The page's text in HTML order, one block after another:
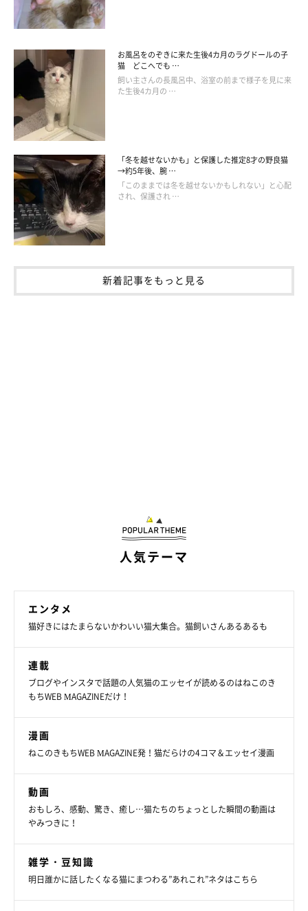
倒れたソフトクリームから…猫が！
繊細で、とっても可愛らしいですよね。
ホットドッグコンビ誕生！
お風呂をのぞきに来た生後4カ月のラグドールの子
猫 どこへでも …
飼い主さんの長風呂中、浴室の前まで様子を見に来
た生後4カ月の …
「冬を越せないかも」と保護した推定8才の野良猫
→約5年後、腕 …
「このままでは冬を越せないかもしれない」と心配
され、保護され …
新着記事をもっと見る
人気テーマ
エンタメ
猫好きにはたまらないかわいい猫大集合。猫飼いさんあるあるも
連載
ブログやインスタで話題の人気猫のエッセイが読めるのはねこのき
もちWEB MAGAZINEだけ！
漫画
ねこのきもちWEB MAGAZINE発！猫だらけの4コマ＆エッセイ漫画
動画
おもしろ、感動、驚き、癒し…猫たちのちょっとした瞬間の動画は
やみつきに！
雑学・豆知識
明日誰かに話したくなる猫にまつわる”あれこれ”ネタはこちら